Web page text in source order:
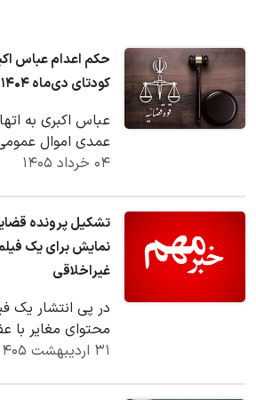
حکم اعدام عباس
کودتای دی‌ماه ۱۴۰۴ اجرا شد
عباس اکبری به
عمدی اموال
نظام مقدس
۰۴ خرداد ۱۴۰۵
تشکیل پرونده
نمایش برای یک
غیراخلاقی
در پی انتشار یک
محتوای مغایر با
قضایی برای
۳۱ اردیبهشت ۱۴۰۵